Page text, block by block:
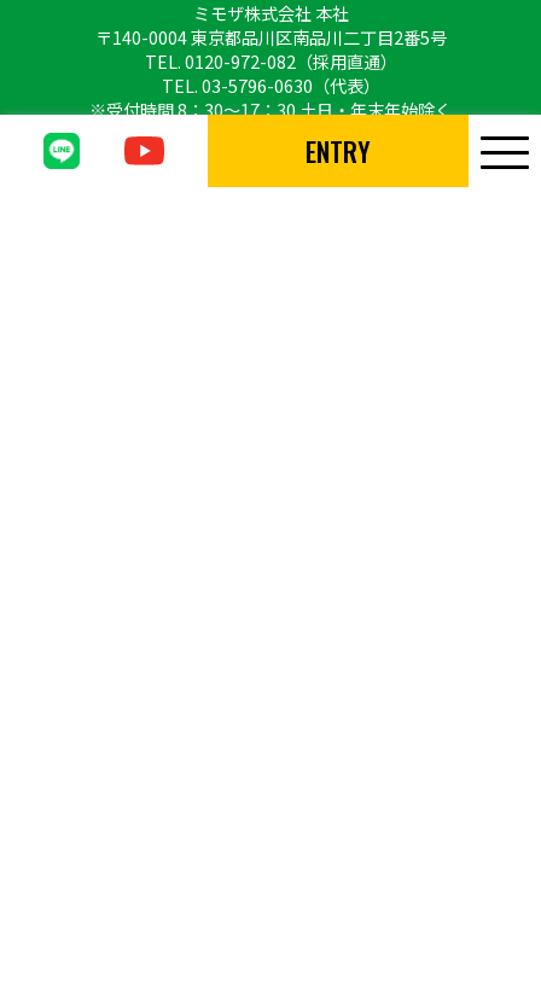
ENTRY
ミモザ株式会社 本社
〒140-0004 東京都品川区南品川二丁目2番5号
TEL. 0120-972-082（採用直通）
TEL. 03-5796-0630 （代表）
※受付時間 8：30〜17：30 土日・年末年始除く